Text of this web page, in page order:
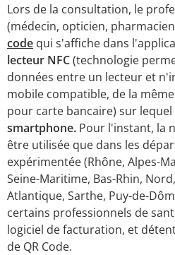
Lors de la consultation, le
(médecin, opticien,
code qui s'affiche dans
lecteur NFC(technologie
données entre un lecteur et
mobile compatible, de la
pour carte bancaire) sur
smartphone. Pour l'instant, la
être utilisée que dans les
expérimentée (Rhône, Alpes-
Seine-Maritime, Bas-Rhin,
Atlantique, Sarthe, Puy-de-
certains professionnels de
logiciel de facturation, et
de QR Code.